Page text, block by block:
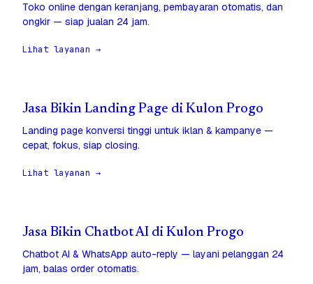
Toko online dengan keranjang, pembayaran otomatis, dan
ongkir — siap jualan 24 jam.
Lihat layanan →
Jasa Bikin Landing Page di Kulon Progo
Landing page konversi tinggi untuk iklan & kampanye —
cepat, fokus, siap closing.
Lihat layanan →
Jasa Bikin Chatbot AI di Kulon Progo
Chatbot AI & WhatsApp auto-reply — layani pelanggan 24
jam, balas order otomatis.